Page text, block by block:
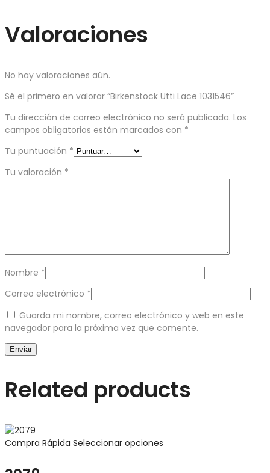
Valoraciones
No hay valoraciones aún.
Sé el primero en valorar “Birkenstock Utti Lace 1031546”
Tu dirección de correo electrónico no será publicada. Los
campos obligatorios están marcados con *
Tu puntuación *
Tu valoración *
Nombre *
Correo electrónico *
Guarda mi nombre, correo electrónico y web en este
navegador para la próxima vez que comente.
Related products
Compra Rápida Seleccionar opciones